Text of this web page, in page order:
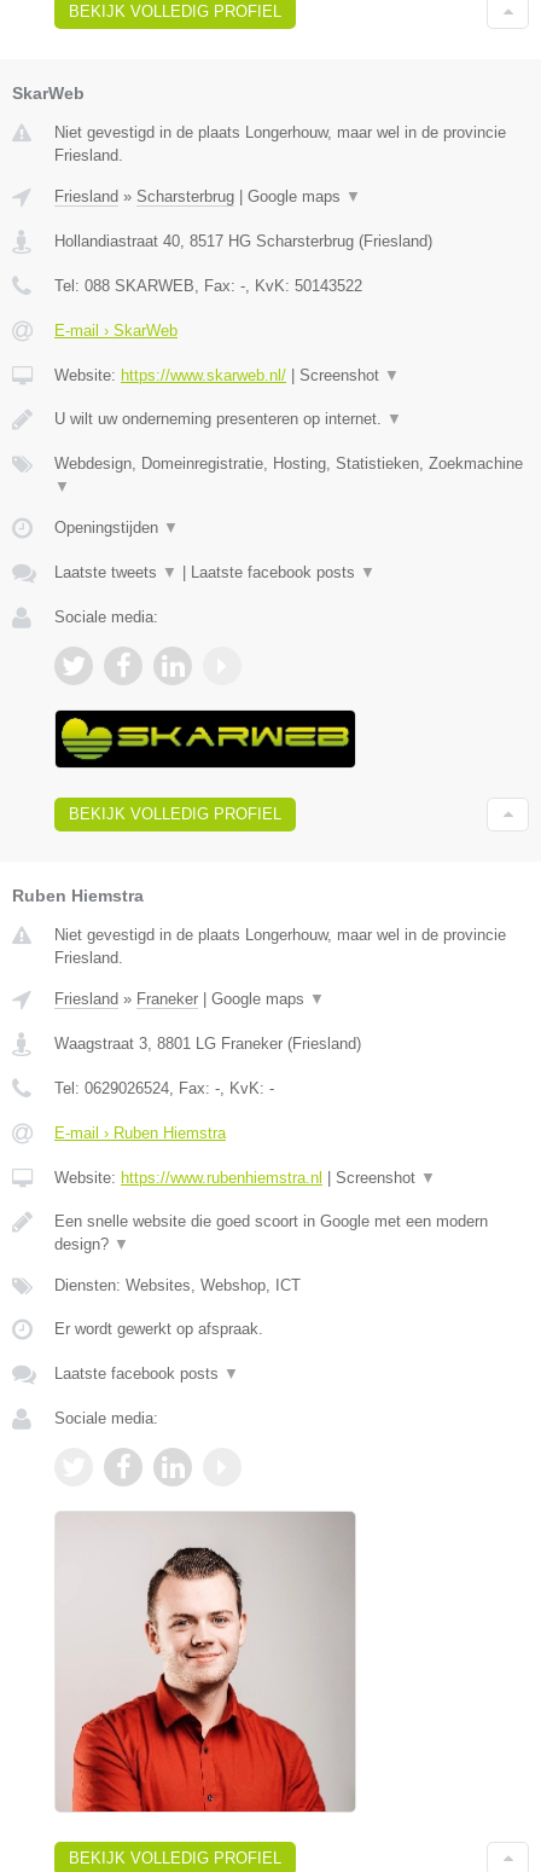
BEKIJK VOLLEDIG PROFIEL
SkarWeb
Niet gevestigd in de plaats Longerhouw, maar wel in de provincie
Friesland.
Friesland » Scharsterbrug Google maps ▼
Hollandiastraat 40 8517 HG Scharsterbrug (Friesland)
Tel: 088 SKARWEB , Fax: - , KvK: 50143522
E-mail › SkarWeb
Website: https://www.skarweb.nl/ Screenshot ▼
U wilt uw onderneming presenteren op internet. ▼
Webdesign, Domeinregistratie, Hosting, Statistieken, Zoekmachine
▼
Openingstijden ▼
Laatste tweets ▼ Laatste facebook posts ▼
Sociale media:
BEKIJK VOLLEDIG PROFIEL
Ruben Hiemstra
Niet gevestigd in de plaats Longerhouw, maar wel in de provincie
Friesland.
Friesland » Franeker Google maps ▼
Waagstraat 3, 8801 LG Franeker (Friesland)
Tel: 0629026524, Fax: -, KvK: -
E-mail › Ruben Hiemstra
Website: https://www.rubenhiemstra.nl Screenshot ▼
Een snelle website die goed scoort in Google met een modern
design? ▼
Diensten: Websites, Webshop, ICT
Er wordt gewerkt op afspraak.
Laatste facebook posts ▼
Sociale media:
BEKIJK VOLLEDIG PROFIEL